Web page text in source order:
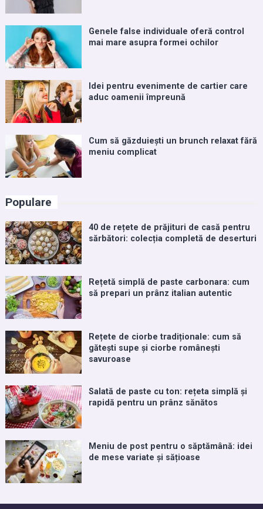
Genele false individuale oferă control
mai mare asupra formei ochilor
Idei pentru evenimente de cartier care
aduc oamenii împreună
Cum să găzduiești un brunch relaxat fără
meniu complicat
Populare
40 de rețete de prăjituri de casă pentru
sărbători: colecția completă de deserturi
Rețetă simplă de paste carbonara: cum
să prepari un prânz italian autentic
Rețete de ciorbe tradiționale: cum să
gătești supe și ciorbe românești
savuroase
Salată de paste cu ton: rețeta simplă și
rapidă pentru un prânz sănătos
Meniu de post pentru o săptămână: idei
de mese variate și sățioase